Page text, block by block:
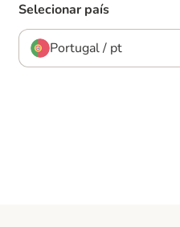
Selecionar país
Portugal / pt